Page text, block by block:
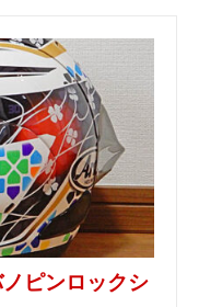
ピンロックシ